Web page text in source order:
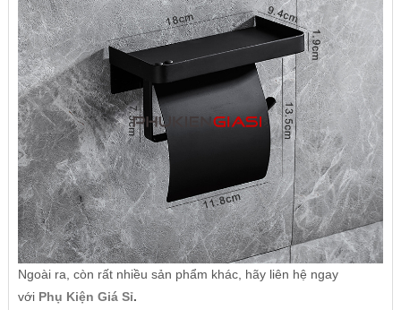
Ngoài ra, còn rất nhiều sản phẩm khác, hãy liên hệ ngay
với Phụ Kiện Giá Sỉ.